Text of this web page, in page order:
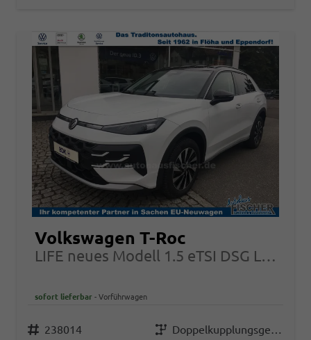
Volkswagen T-Roc
LIFE neues Modell 1.5 eTSI DSG LED-Plus AHK Navi
sofort lieferbar Vorführwagen
Fahrzeugnr. 238014 Getriebe
Doppelkupplungsgetriebe (DSG)